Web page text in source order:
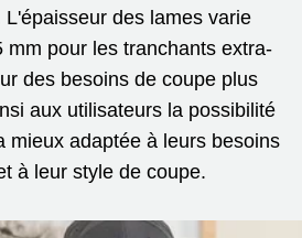
L'épaisseur des lames varie
mm pour les tranchants extra-
des besoins de coupe plus
aux utilisateurs la possibilité
mieux adaptée à leurs besoins
à leur style de coupe.